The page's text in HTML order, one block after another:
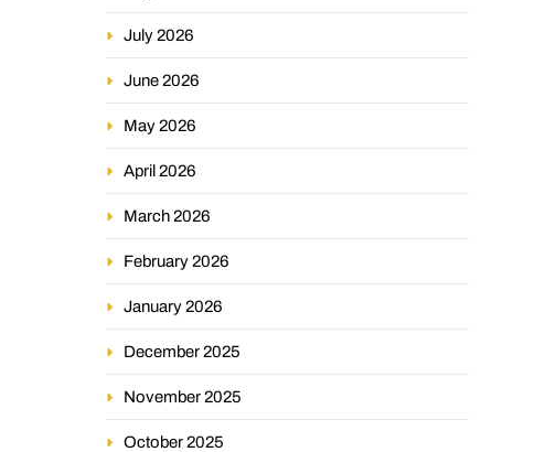
July 2026
June 2026
May 2026
April 2026
March 2026
February 2026
January 2026
December 2025
November 2025
October 2025